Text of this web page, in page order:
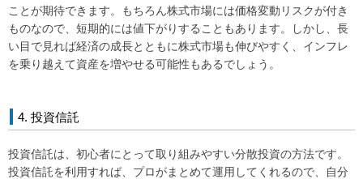
ことが期待できます。もちろん株式市場には価格変動リスクが付き
ものなので、短期的には値下がりすることもあります。しかし、長
い目で見れば経済の成長とともに株式市場も伸びやすく、インフレ
を乗り越えて資産を増やせる可能性もあるでしょう。
4. 投資信託
投資信託は、初心者にとって取り組みやすい分散投資の方法です。
投資信託を利用すれば、プロがまとめて運用してくれるので、自分